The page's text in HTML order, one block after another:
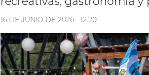
16 DE JUNIO DE 2026 - 12:20